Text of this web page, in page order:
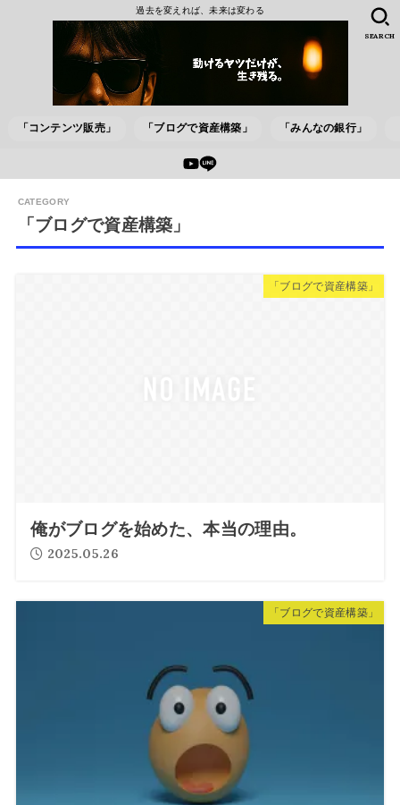
過去を変えれば、未来は変わる
「コンテンツ販売」 「ブログで資産構築」 「みんなの銀行」
SEARCH
「ブログで資産構築」
「ブログで資産構築」
俺がブログを始めた、本当の理由。
2025.05.26
「ブログで資産構築」